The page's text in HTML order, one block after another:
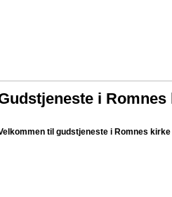
i Romnes
til gudstjeneste i Romnes